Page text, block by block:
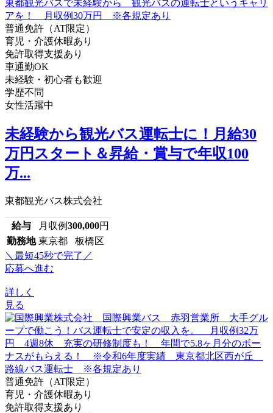
普通免許（AT限定）
育児・介護休暇あり
免許取得支援あり
車通勤OK
未経験・初心者も歓迎
学歴不問
女性活躍中
未経験から観光バス運転士に！月給30
万円スタート＆昇給・賞与で年収100
万...
東都観光バス株式会社
給与 月収例300,000円
勤務地 東京都 板橋区
＼最短45秒で完了／
応募へ進む
詳しく
見る
普通免許（AT限定）
育児・介護休暇あり
免許取得支援あり